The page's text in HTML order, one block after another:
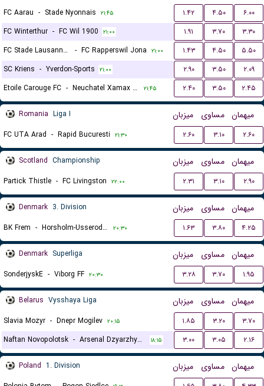
FC Aarau - Stade Nyonnais ۲۱:۴۵ ۱.۴۲ ۴.۵۰
۶.۰۰
FC Winterthur - FC Wil 1900 ۲۱:۰۰ ۱.۹۱ ۳.۷۰
۳.۳۰
FC Stade Lausanne Ouchy
- FC Rapperswil Jona ۲۱:۰۰ ۱.۴۳ ۴.۵۰
۵.۵۰
SC Kriens - Yverdon-Sports ۲۱:۰۰ ۲.۹۰ ۳.۵۰
۲.۰۹
Etoile Carouge FC - Neuchatel Xamax FC ۲۱:۴۵ ۲.۴۰ ۳.۵۰ ۲.۴۵
Romania Liga I میزبان مساوی میهمان
FC UTA Arad - Rapid Bucuresti ۲۱:۳۰ ۲.۶۰ ۳.۱۰ ۲.۶۰
Scotland Championship میزبان مساوی میهمان
Partick Thistle - FC Livingston ۲۲:۰۰ ۲.۳۱ ۳.۱۰ ۲.۹۰
Denmark 3. Division میزبان مساوی میهمان
BK Frem - Horsholm-Usserod IK ۲۰:۳۰ ۱.۶۳ ۳.۸۰ ۴.۲۵
Denmark Superliga میزبان مساوی میهمان
SonderjyskE - Viborg FF ۲۰:۳۰ ۳.۲۸ ۳.۷۰ ۱.۹۵
Belarus Vysshaya Liga میزبان مساوی میهمان
Slavia Mozyr - Dnepr Mogilev ۲۰:۱۵ ۱.۸۵ ۳.۲۰
۳.۷۰
Naftan Novopolotsk - Arsenal Dzyarzhynsk ۱۸:۱۵ ۳.۰۰ ۳.۰۵ ۲.۱۶
Poland 1. Division میزبان مساوی میهمان